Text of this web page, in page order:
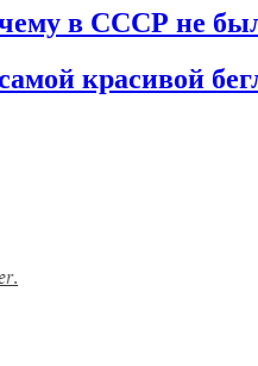
в СССР не
красивой